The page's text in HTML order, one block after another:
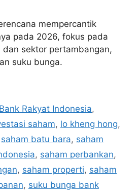
mempercantik
pada 2026, fokus pada
dan sektor pertambangan,
suku bunga.
Bank Rakyat Indonesia,
saham, lo kheng hong,
saham batu bara, saham
, saham perbankan,
, saham properti, saham
, suku bunga bank